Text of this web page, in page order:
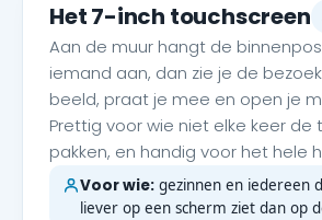
Het 7-inch touchscreen
Aan de muur hangt de
iemand aan, dan zie je de
beeld, praat je mee en open je
Prettig voor wie niet elke keer de
pakken, en handig voor het hele
Voor wie: gezinnen en iedereen
liever op een scherm ziet dan op